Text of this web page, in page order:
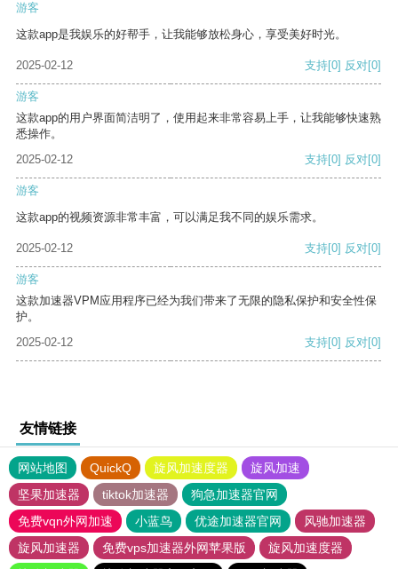
游客
这款app是我娱乐的好帮手，让我能够放松身心，享受美好时光。
2025-02-12 支持[0] 反对[0]
游客
这款app的用户界面简洁明了，使用起来非常容易上手，让我能够快速熟
悉操作。
2025-02-12
支持[0] 反对[0]
游客
这款app的视频资源非常丰富，可以满足我不同的娱乐需求。
2025-02-12 支持[0] 反对[0]
游客
这款加速器VPM应用程序已经为我们带来了无限的隐私保护和安全性保
护。
2025-02-12
支持[0] 反对[0]
友情链接
网站地图 QuickQ 旋风加速度器
旋风加速
坚果加速器
tiktok加速器
狗急加速器官网
免费vqn外网加速
小蓝鸟 优途加速器官网
风驰加速器
旋风加速器
免费vps加速器外网苹果版
旋风加速度器